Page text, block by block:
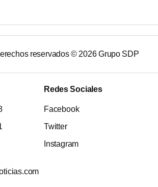
reservados © 2026Grupo SDP
Redes Sociales
Facebook
Twitter
Instagram